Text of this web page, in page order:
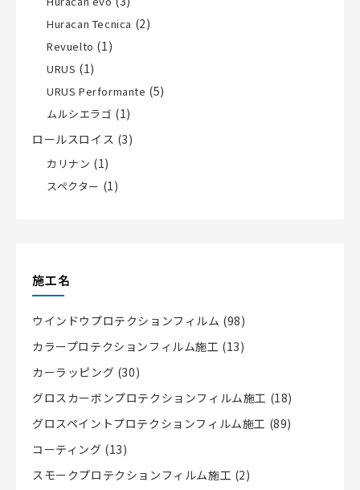
Huracan Tecnica (2)
Revuelto (1)
URUS (1)
URUS Performante (5)
ムルシエラゴ (1)
ロールスロイス (3)
カリナン (1)
スペクター (1)
施工名
ウインドウプロテクションフィルム (98)
カラープロテクションフィルム施工 (13)
カーラッピング (30)
グロスカーボンプロテクションフィルム施工 (18)
グロスペイントプロテクションフィルム施工 (89)
コーティング (13)
スモークプロテクションフィルム施工 (2)